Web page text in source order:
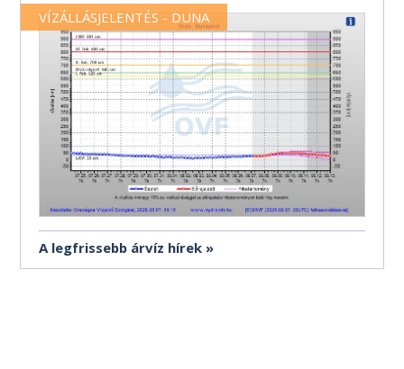
VÍZÁLLÁSJELENTÉS - DUNA
A legfrissebb árvíz hírek